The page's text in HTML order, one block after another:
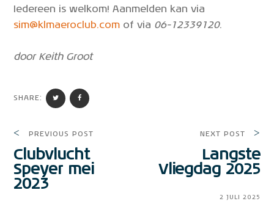
Iedereen is welkom! Aanmelden kan via
sim@klmaeroclub.com of via 06-12339120.
door Keith Groot
SHARE:
PREVIOUS POST
Clubvlucht
Speyer mei
2023
NEXT POST
Langste
Vliegdag 2025
2 JULI 2025